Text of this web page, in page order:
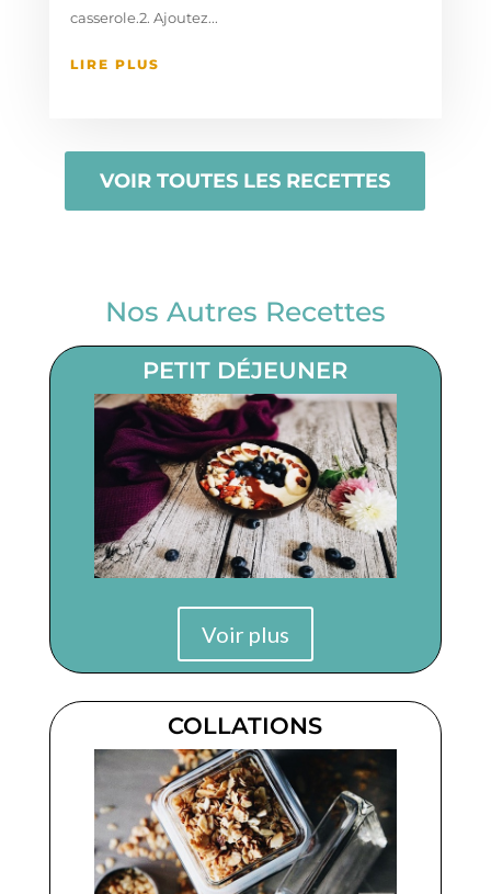
casserole.2. Ajoutez...
LIRE PLUS
VOIR TOUTES LES RECETTES
Nos Autres Recettes
PETIT DÉJEUNER
Voir plus
COLLATIONS